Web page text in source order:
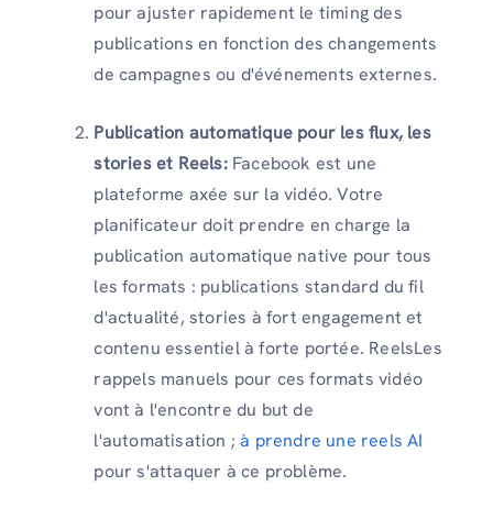
pour ajuster rapidement le timing des
publications en fonction des changements
de campagnes ou d'événements externes.
Publication automatique pour les flux, les
stories et Reels:Facebook est une
plateforme axée sur la vidéo. Votre
planificateur doit prendre en charge la
publication automatique native pour tous
les formats : publications standard du fil
d'actualité, stories à fort engagement et
contenu essentiel à forte portée. ReelsLes
rappels manuels pour ces formats vidéo
vont à l'encontre du but de
l'automatisation ;à prendre une reels AI
pour s'attaquer à ce problème.